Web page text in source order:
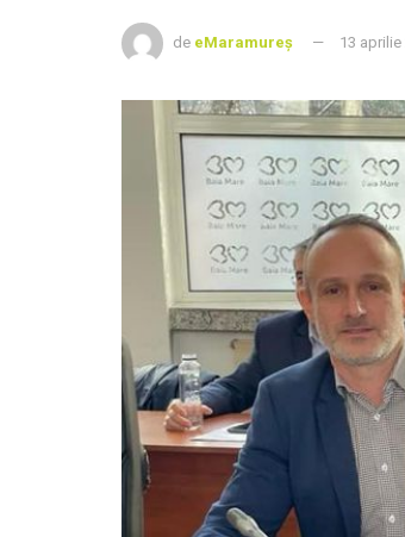
de eMaramureș 13 aprilie